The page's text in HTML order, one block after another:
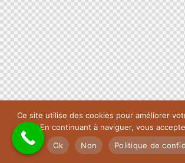
Ce site utilise des cookies pour améliorer
ligne. En continuant à naviguer, vous
Ok
Non Politique de